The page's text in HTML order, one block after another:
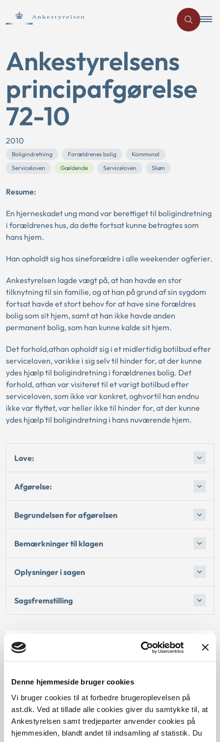
Denne hjemmeside bruger cookies
Vi bruger cookies til at forbedre brugeroplevelsen på
ast.dk. Ved at tillade alle cookies giver du samtykke til, at
Ankestyrelsen samt tredjeparter anvender cookies på
hjemmesiden, blandt andet til indsamling af statistik. Du
Ankestyrelsens
principafgørelse
72-10
2010
Boligindretning Forældrenes bolig
Kommunal
Serviceloven
Gældende Serviceloven Skøn
Resume:
En hjerneskadet ung mand var berettiget til boligindretning
i forældrenes hus, da dette fortsat kunne betragtes som
hans hjem.
Han opholdt sig hos sineforældre i alle weekender ogferier.
Ankestyrelsen lagde vægt på, at han havde en stor
tilknytning til sin familie, og at han på grund af sin sygdom
fortsat havde et stort behov for at have sine forældres
bolig som sit hjem, samt at han ikke havde anden
permanent bolig, som han kunne kalde sit hjem.
Det forhold,athan opholdt sig i et midlertidig botilbud efter
serviceloven, varikke i sig selv til hinder for, at der kunne
ydes hjælp til boligindretning i forældrenes bolig. Det
forhold, athan var visiteret til et varigt botilbud efter
serviceloven, som ikke var konkret, oghvortil han endnu
ikke var flyttet, var heller ikke til hinder for, at der kunne
ydes hjælp til boligindretning i hans nuværende hjem.
Love:
Afgørelse:
Begrundelsen for afgørelsen
Bemærkninger til klagen
Oplysninger i sagen
Sagsfremstilling
Dato for underskrift
Offentliggørelsesdato
10.07.2013